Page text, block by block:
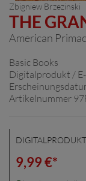
Zbigniew Brzezinski
THE
American
Basic Books
Digitalprodukt /
Artikelnummer
9,99 €*